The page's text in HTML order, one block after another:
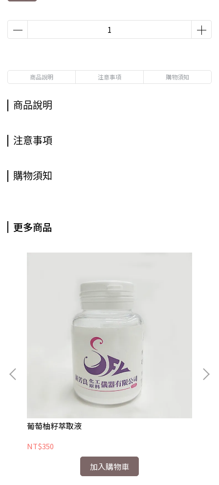
商品說明 注意事項 購物須知
商品說明
注意事項
購物須知
更多商品
葡萄柚籽萃取液
NT$350
加入購物車